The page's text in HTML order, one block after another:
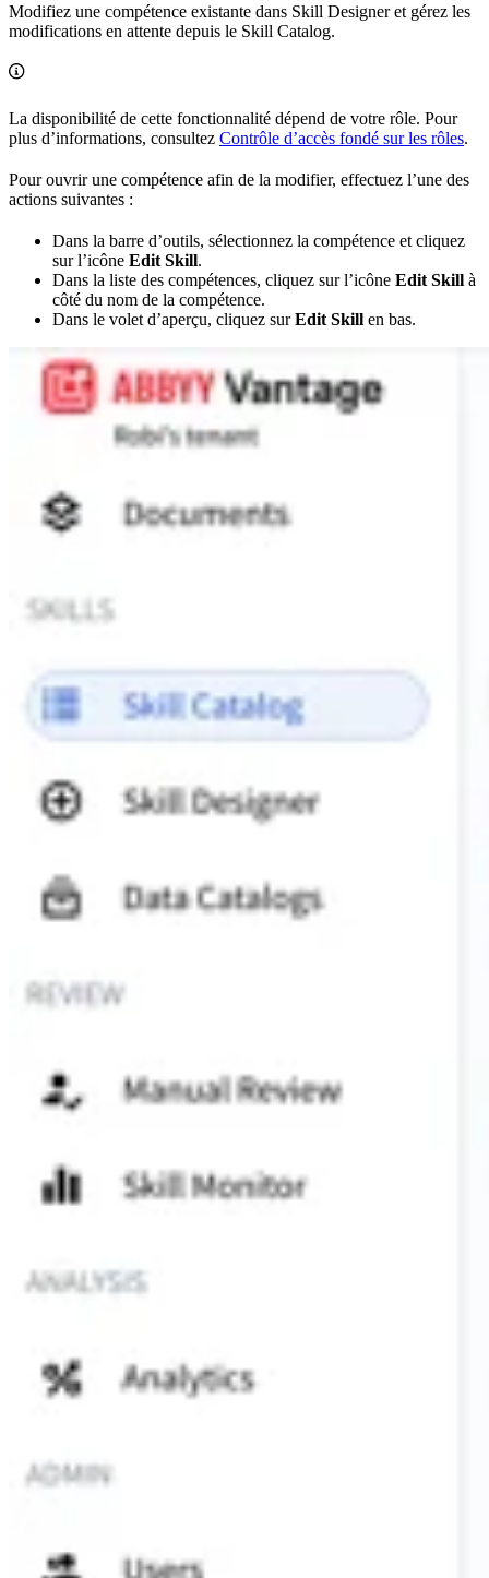
Modifiez une compétence existante dans Skill Designer et gérez les
modifications en attente depuis le Skill Catalog.
La disponibilité de cette fonctionnalité dépend de votre rôle. Pour
plus d’informations, consultez Contrôle d’accès fondé sur les rôles.
Pour ouvrir une compétence afin de la modifier, effectuez l’une des
actions suivantes :
Dans la barre d’outils, sélectionnez la compétence et cliquez
sur l’icône Edit Skill.
Dans la liste des compétences, cliquez sur l’icône Edit Skill à
côté du nom de la compétence.
Dans le volet d’aperçu, cliquez surEdit Skill en bas.